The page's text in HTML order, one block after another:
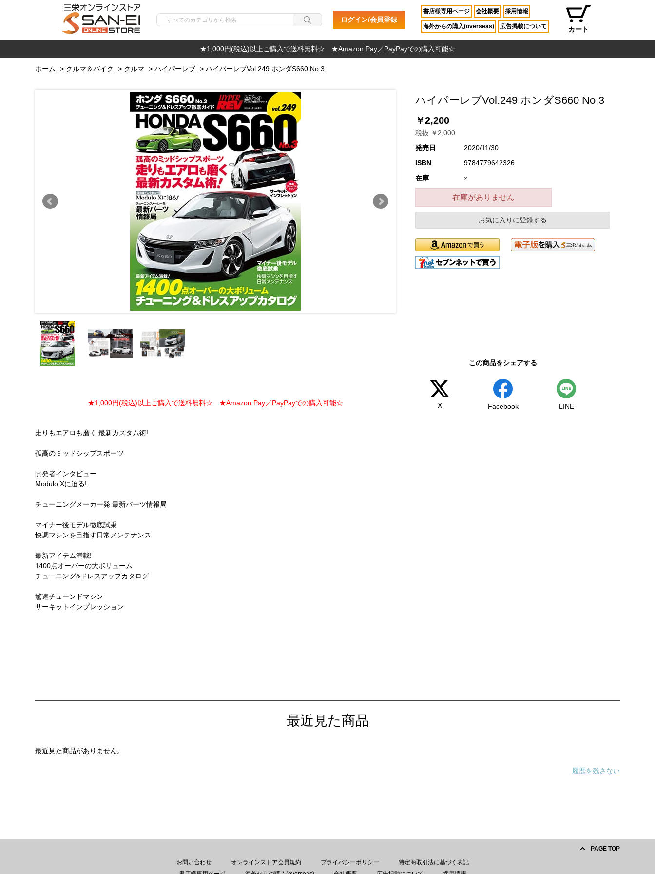
ログイン/会員登録
書店様専用ページ 会社概要 採用情報
海外からの購入(overseas) 広告掲載について カート
★1,000円(税込)以上ご購入で送料無料☆ ★Amazon Pay／PayPayでの購入可能☆
ホーム > クルマ＆バイク > クルマ > ハイパーレブ > ハイパーレブVol.249 ホンダS660 No.3
★1,000円(税込)以上ご購入で送料無料☆ ★Amazon Pay／PayPayでの購入可能☆
走りもエアロも磨く 最新カスタム術!
孤高のミッドシップスポーツ
開発者インタビュー
Modulo Xに迫る!
チューニングメーカー発 最新パーツ情報局
マイナー後モデル徹底試乗
快調マシンを目指す日常メンテナンス
最新アイテム満載!
1400点オーバーの大ボリューム
チューニング&ドレスアップカタログ
驚速チューンドマシン
サーキットインプレッション
ハイパーレブVol.249 ホンダS660 No.3
￥2,200
税抜 ￥2,000
発売日
2020/11/30
ISBN
9784779642326
在庫
×
在庫がありません
お気に入りに登録する
この商品をシェアする
X Facebook LINE
最近見た商品
最近見た商品がありません。
履歴を残さない
PAGE TOP
お問い合わせ
オンラインストア会員規約 プライバシーポリシー
特定商取引法に基づく表記